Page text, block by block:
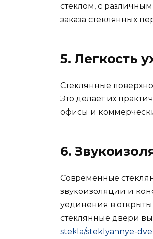
стеклом, с
заказа стеклянных
5. Легкость
Стеклянные
Это делает их
офисы и
6.
Современные
звукоизоляции и
уединения в
стеклянные двери вы
stekla/steklyannye-